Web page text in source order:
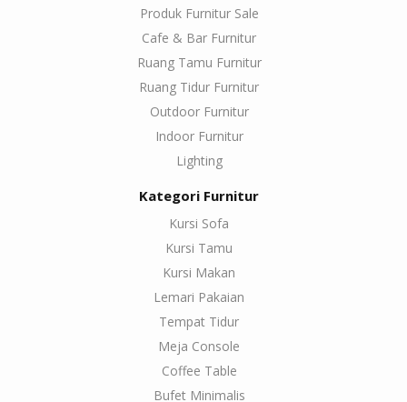
Produk Furnitur Sale
Cafe & Bar Furnitur
Ruang Tamu Furnitur
Ruang Tidur Furnitur
Outdoor Furnitur
Indoor Furnitur
Lighting
Kategori Furnitur
Kursi Sofa
Kursi Tamu
Kursi Makan
Lemari Pakaian
Tempat Tidur
Meja Console
Coffee Table
Bufet Minimalis